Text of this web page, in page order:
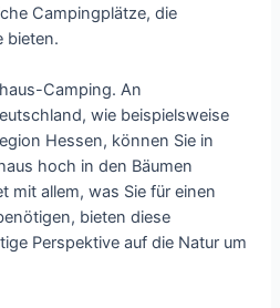
Campingplätze, die
bieten.
Camping. An
wie beispielsweise
Hessen, können Sie in
hoch in den Bäumen
mit allem, was Sie für einen
bieten diese
Perspektive auf die Natur um